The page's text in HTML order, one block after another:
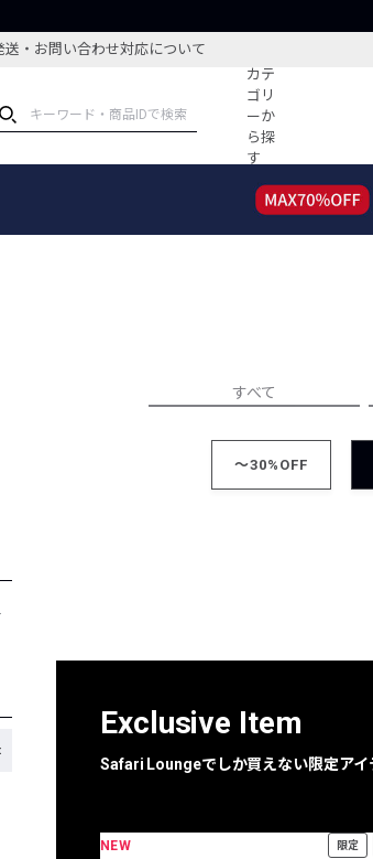
・お問い合わせ対応について
カテ
ゴリ
ーか
ら探
す
すべて
～30%OFF
Exclusive Item
Safari Loungeでしか買えない限定アイ
NEW 限定